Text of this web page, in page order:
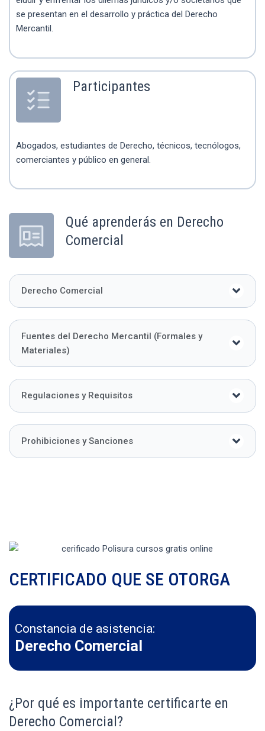
se presentan en el desarrollo y práctica del Derecho
Mercantil.
Participantes
Abogados, estudiantes de Derecho, técnicos, tecnólogos,
comerciantes y público en general.
Qué aprenderás en Derecho
Comercial
Derecho Comercial
Fuentes del Derecho Mercantil (Formales y
Materiales)
Regulaciones y Requisitos
Prohibiciones y Sanciones
CERTIFICADO QUE SE OTORGA
Constancia de asistencia:
Derecho Comercial
¿Por qué es importante certificarte en
Derecho Comercial?